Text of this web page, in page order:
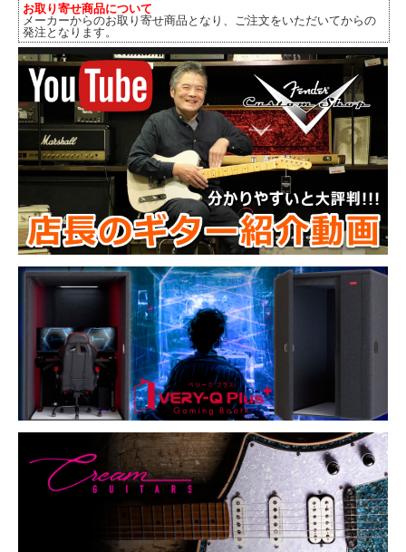
お取り寄せ商品について
メーカーからのお取り寄せ商品となり、ご注文をいただいてからの
発注となります。